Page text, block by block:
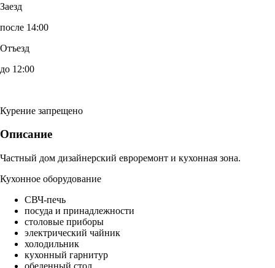
Заезд
после 14:00
Отъезд
до 12:00
Курение запрещено
Описание
Частный дом дизайнерский евроремонт и кухонная зона.
Кухонное оборудование
СВЧ-печь
посуда и принадлежности
столовые приборы
электрический чайник
холодильник
кухонный гарнитур
обеденный стол